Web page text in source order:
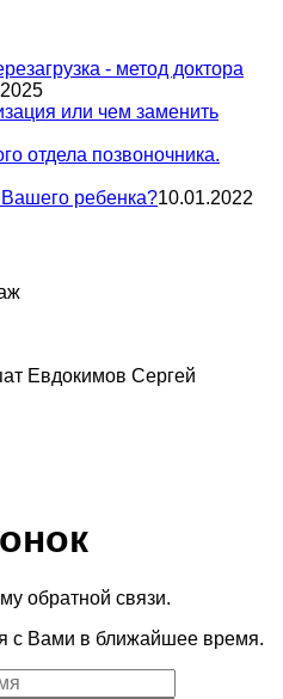
- метод доктора
или чем заменить
отдела позвоночника.
ребенка?10.01.2022
Евдокимов Сергей
обратной связи.
с Вами в ближайшее время.